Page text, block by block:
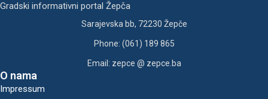
Gradski informativni portal Žepča
Sarajevska bb, 72230 Žepče
Phone: (061) 189 865
Email: zepce @ zepce.ba
O nama
Impressum